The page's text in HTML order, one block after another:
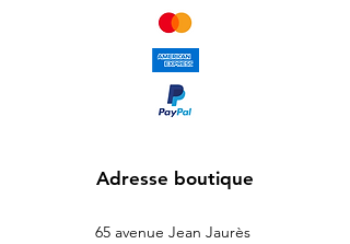
Adresse boutique
65 avenue Jean Jaurès